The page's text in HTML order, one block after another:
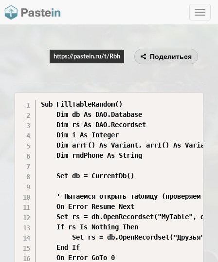
Toggle
https://pastein.ru/t/Rbh Поделиться
Sub FillTableRandom()
    Dim db As DAO.Database
    Dim rs As DAO.Recordset
    Dim i As Integer
Dim arrF() As Variant, arrI() As
    Dim rndPhone As String
    Set db = CurrentDb()
' Пытаемся открыть таблицу (проверяем
    On Error Resume Next
Set rs = db.OpenRecordset("MyTable",
    If rs Is Nothing Then
Set rs = db.OpenRecordset("Друзья",
    End If
    On Error GoTo 0